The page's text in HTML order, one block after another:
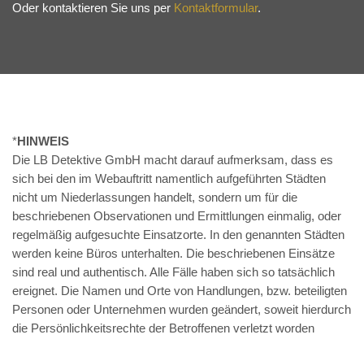
Oder kontaktieren Sie uns per Kontaktformular.
*HINWEIS
Die LB Detektive GmbH macht darauf aufmerksam, dass es
sich bei den im Webauftritt namentlich aufgeführten Städten
nicht um Niederlassungen handelt, sondern um für die
beschriebenen Observationen und Ermittlungen einmalig, oder
regelmäßig aufgesuchte Einsatzorte. In den genannten Städten
werden keine Büros unterhalten. Die beschriebenen Einsätze
sind real und authentisch. Alle Fälle haben sich so tatsächlich
ereignet. Die Namen und Orte von Handlungen, bzw. beteiligten
Personen oder Unternehmen wurden geändert, soweit hierdurch
die Persönlichkeitsrechte der Betroffenen verletzt worden